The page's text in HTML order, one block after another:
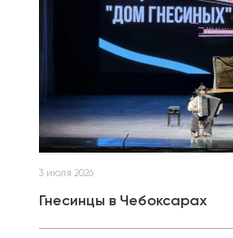
3 июля 2026
Гнесинцы в Чебоксарах